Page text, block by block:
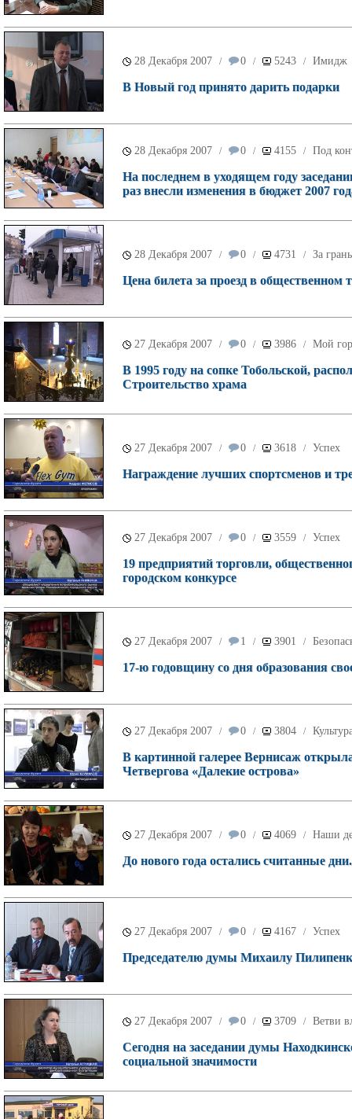
28 Декабря 2007 / 0 / 5243 / Имидж
В Новый год принято дарить подарки
28 Декабря 2007 / 0 / 4155 / Под
На последнем в уходящем году
раз внесли изменения в бюджет 2007
28 Декабря 2007 / 0 / 4731 / За
Цена билета за проезд в общественном
27 Декабря 2007 / 0 / 3986 / Мой
В 1995 году на сопке Тобольской,
Строительство храма
27 Декабря 2007 / 0 / 3618 / Успех
Награждение лучших спортсменов и
27 Декабря 2007 / 0 / 3559 / Успех
19 предприятий торговли,
городском конкурсе
27 Декабря 2007 / 1 / 3901 /
17-ю годовщину со дня образования
27 Декабря 2007 / 0 / 3804 /
В картинной галерее Вернисаж
Четвергова «Далекие острова»
27 Декабря 2007 / 0 / 4069 / Наши
До нового года остались считанные
27 Декабря 2007 / 0 / 4167 / Успех
Председателю думы Михаилу
27 Декабря 2007 / 0 / 3709 / Ветви
Сегодня на заседании думы
социальной значимости